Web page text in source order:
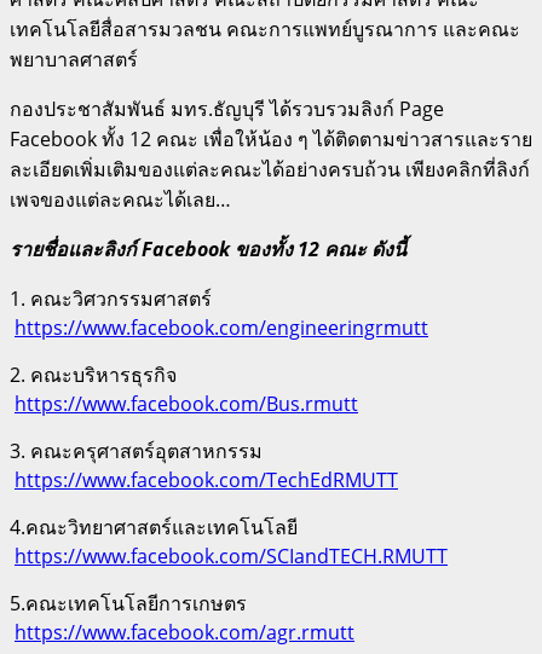
เทคโนโลยีสื่อสารมวลชน คณะการแพทย์บูรณาการ และคณะ
พยาบาลศาสตร์
กองประชาสัมพันธ์ มทร.ธัญบุรี ได้รวบรวมลิงก์ Page
Facebook ทั้ง 12 คณะ เพื่อให้น้อง ๆ ได้ติดตามข่าวสารและราย
ละเอียดเพิ่มเติมของแต่ละคณะได้อย่างครบถ้วน เพียงคลิกที่ลิงก์
เพจของแต่ละคณะได้เลย…
รายชื่อและลิงก์Facebook ของทั้ง 12 คณะ ดังนี้
1. คณะวิศวกรรมศาสตร์
https://www.facebook.com/engineeringrmutt
2. คณะบริหารธุรกิจ
https://www.facebook.com/Bus.rmutt
3. คณะครุศาสตร์อุตสาหกรรม
https://www.facebook.com/TechEdRMUTT
4.คณะวิทยาศาสตร์และเทคโนโลยี
https://www.facebook.com/SCIandTECH.RMUTT
5.คณะเทคโนโลยีการเกษตร
https://www.facebook.com/agr.rmutt